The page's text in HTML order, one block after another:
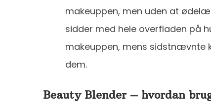
makeuppen, men uden at
sidder med hele overfladen på
makeuppen, mens sidstnævnte
dem.
Beauty Blender – hvordan